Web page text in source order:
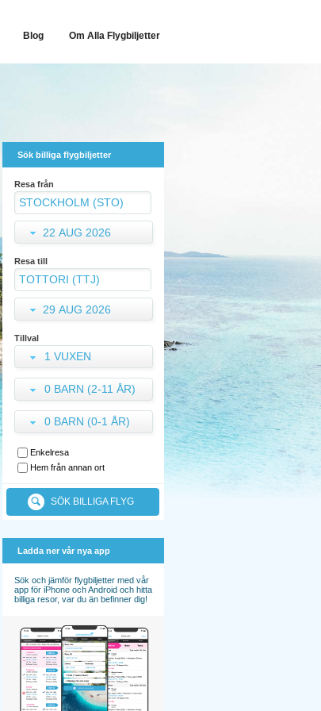
Blog Om Alla Flygbiljetter
Sök billiga flygbiljetter
Resa från
22 AUG 2026
Resa till
29 AUG 2026
Tillval
1 VUXEN
0 BARN (2-11 ÅR)
0 BARN (0-1 ÅR)
Enkelresa
Hem från annan ort
SÖK BILLIGA FLYG
Ladda ner vår nya app
Sök och jämför flygbiljetter med vår
app för iPhone och Android och hitta
billiga resor, var du än befinner dig!